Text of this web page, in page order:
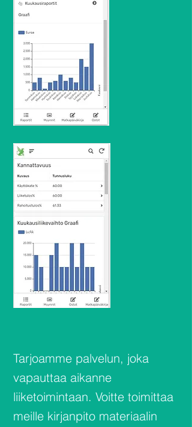
Tarjoamme palvelun, joka
vapauttaa aikanne
liiketoimintaan. Voitte toimittaa
meille kirjanpito materiaalin